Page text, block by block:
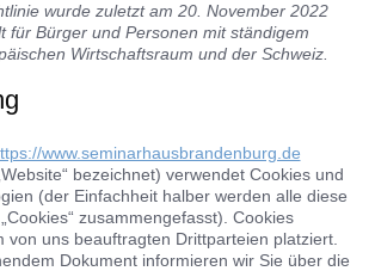
wurde zuletzt am 20. November 2022
für Bürger und Personen mit ständigem
Wirtschaftsraum und der Schweiz.
www.seminarhausbrandenburg.de
bezeichnet) verwendet Cookies und
(der Einfachheit halber werden alle diese
zusammengefasst). Cookies
von uns beauftragten Drittparteien platziert.
Dokument informieren wir Sie über die